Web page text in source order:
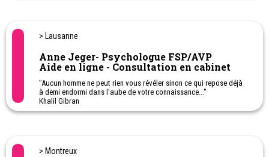
> Lausanne
Anne Jeger- Psychologue FSP/AVP
Aide en ligne - Consultation en cabinet
"Aucun homme ne peut rien vous révéler sinon ce qui repose déjà
à demi endormi dans l'aube de votre connaissance..."
Khalil Gibran
> Montreux